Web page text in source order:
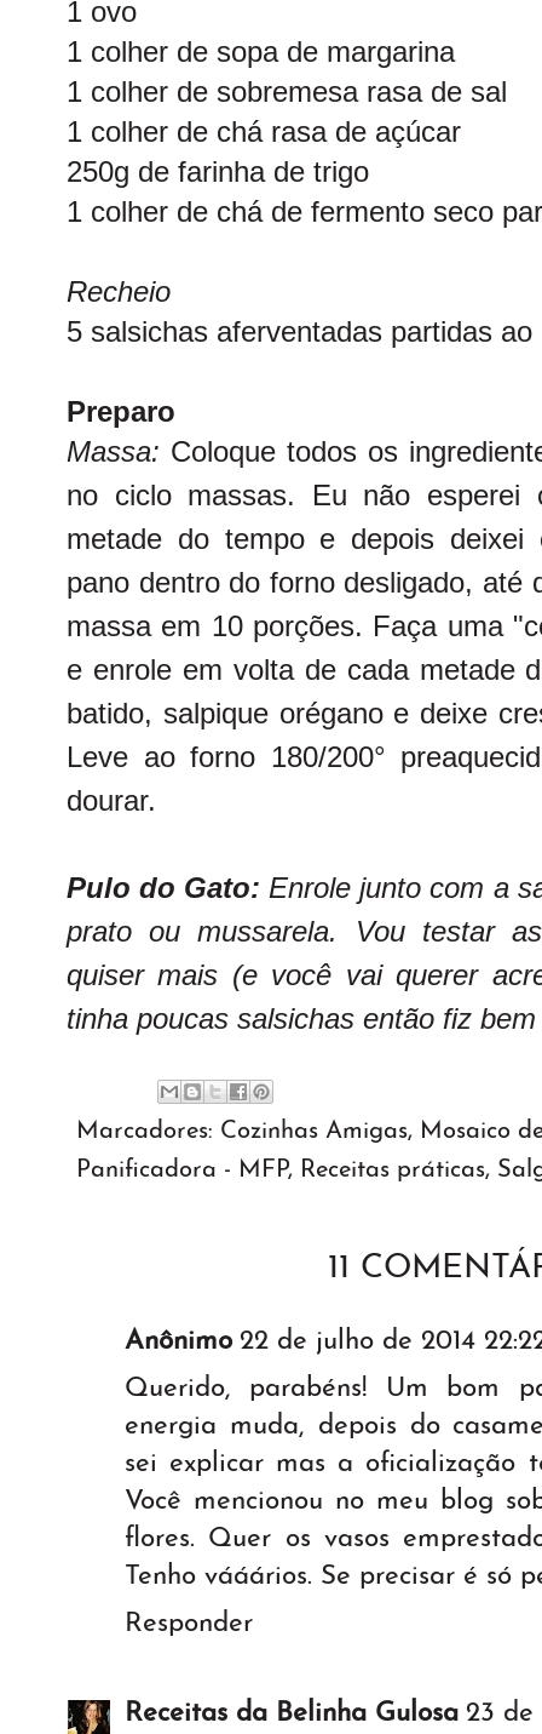
1 ovo
1 colher de sopa de margarina
1 colher de sobremesa rasa de sal
1 colher de chá rasa de açúcar
250g de farinha de trigo
1 colher de chá de fermento seco
Recheio
5 salsichas aferventadas partidas ao
Preparo
Massa: Coloque todos os
no ciclo massas. Eu não esperei
metade do tempo e depois deixei
pano dentro do forno desligado, até
massa em 10 porções. Faça uma
e enrole em volta de cada metade
batido, salpique orégano e deixe
Leve ao forno 180/200°
dourar.
Pulo do Gato: Enrole junto com a
prato ou mussarela. Vou testar
quiser mais (e você vai querer
tinha poucas salsichas então fiz
Marcadores: Cozinhas Amigas, Mosaico
Panificadora - MFP, Receitas práticas,
11
Anônimo 22 de julho de 2014
Querido, parabéns! Um bom
energia muda, depois do
sei explicar mas a oficialização
Você mencionou no meu blog
flores. Quer os vasos
Tenho vááários. Se precisar é só
Responder
Receitas da Belinha Gulosa 23 de